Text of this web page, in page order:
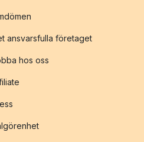
ansvarsfulla företaget
hos oss